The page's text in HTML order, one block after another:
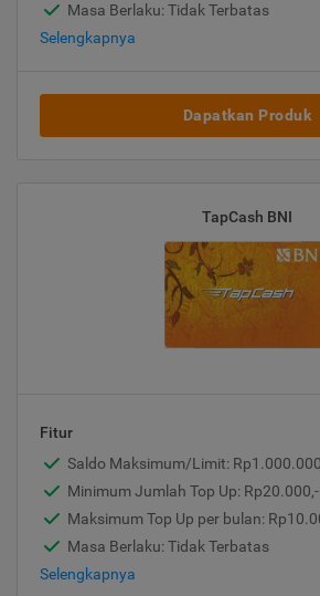
Masa Berlaku: Tidak Terbatas
Selengkapnya
Dapatkan Produk
TapCash BNI
Fitur
Saldo Maksimum/Limit:
Minimum Jumlah Top Up: Rp20.000,-
Maksimum Top Up per bulan:
Masa Berlaku: Tidak Terbatas
Selengkapnya